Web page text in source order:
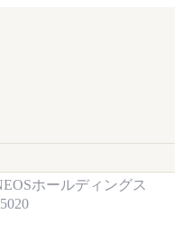
ホールディングス
5020